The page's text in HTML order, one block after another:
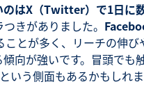
のはX（Twitter）で1日に
きがありました。
とが多く、リーチの伸び
向が強いです。冒頭でも
いう側面もあるかもしれ